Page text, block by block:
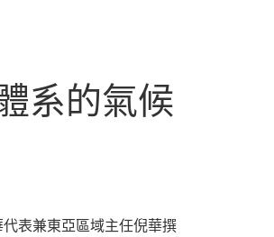
系的氣候
表兼東亞區域主任倪華撰